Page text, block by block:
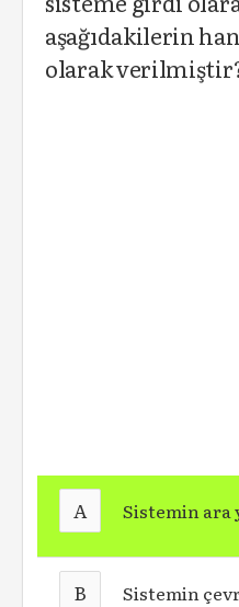
aşağıdakilerin
olarak
A Sistemin ara
B Sistemin